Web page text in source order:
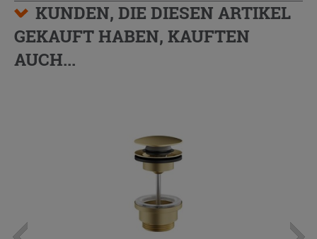
KUNDEN, DIE DIESEN ARTIKEL
GEKAUFT HABEN, KAUFTEN
AUCH...